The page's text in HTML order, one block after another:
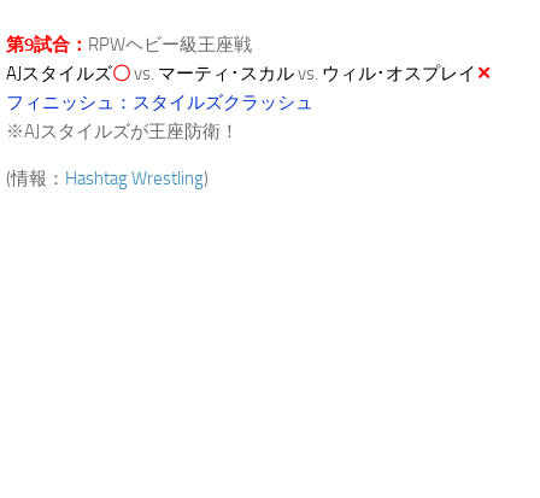
第9試合： RPWヘビー級王座戦
AJスタイルズ〇vs. マーティ･スカルvs. ウィル･オスプレイ ✕
フィニッシュ：スタイルズクラッシュ
※AJスタイルズが王座防衛！
(情報： Hashtag Wrestling)